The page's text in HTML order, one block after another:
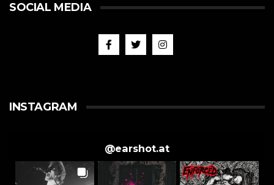
SOCIAL MEDIA
INSTAGRAM
@earshot.at